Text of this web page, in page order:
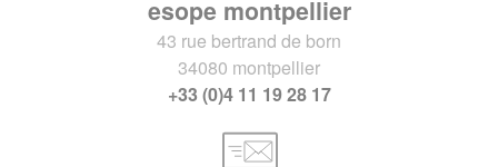
esope montpellier
43 rue bertrand de born
34080 montpellier
+33 (0)4 11 19 28 17